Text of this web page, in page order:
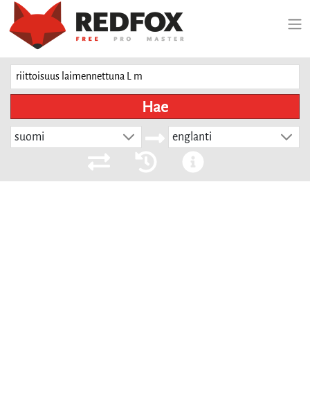
Hae
suomi englanti